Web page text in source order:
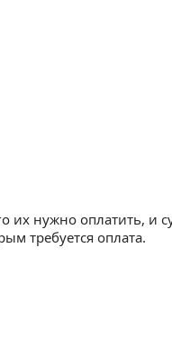
их нужно оплатить, и
требуется оплата.